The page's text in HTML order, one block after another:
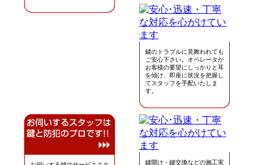
鍵のトラブルに見舞われても
ご安心下さい。オペレータが
お客様の要望にしっかりと耳
を傾け、即座に状況を把握し
てスタッフを手配いたしま
す。
鍵開け・鍵交換などの施工実